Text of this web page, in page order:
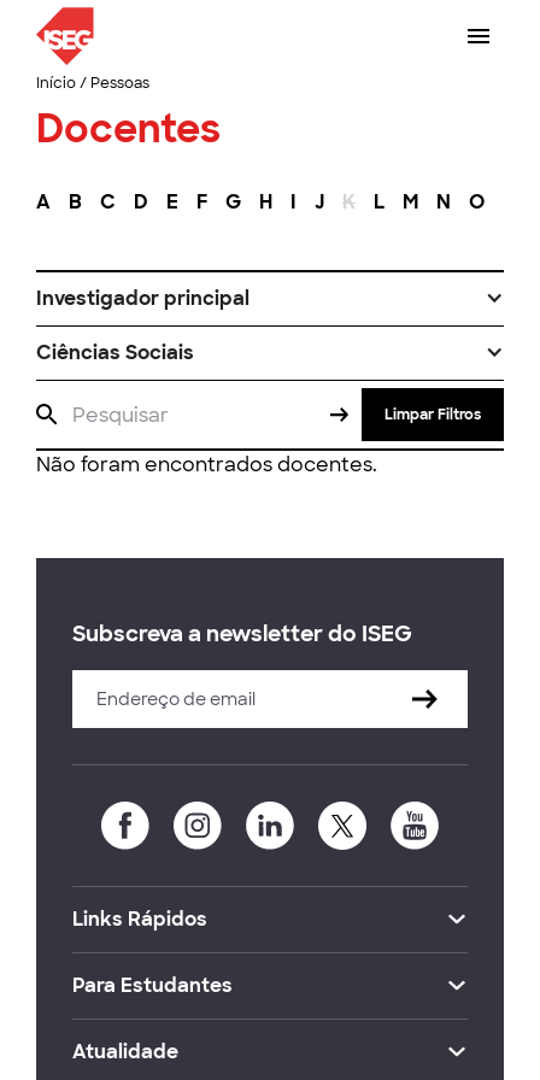
Início/ Pessoas
Docentes
A B C D E F G H I J K L M N O
Investigador principal
Ciências Sociais
Limpar Filtros
Não foram encontrados docentes.
Subscreva a newsletter do ISEG
Links Rápidos
Para Estudantes
Atualidade